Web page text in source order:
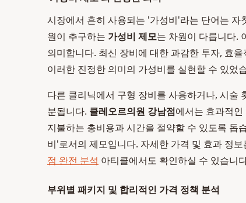
시장에서 흔히 사용되는 '가성비'라는 단어는
원이 추구하는 가성비 제모는 차원이 다릅니다.
의미합니다. 최신 장비에 대한 과감한 투자, 효
이러한 진정한 의미의 가성비를 실현할 수 있었
다른 클리닉에서 구형 장비를 사용하거나, 시술
분됩니다. 클레오르의원 강남점에서는 효과적
지불하는 총비용과 시간을 절약할 수 있도록 돕
비'로서의 제모입니다. 자세한 가격 및 효과 정보
점 완전 분석 아티클에서도 확인하실 수 있습니
부위별 패키지 및 합리적인 가격 정책 분석